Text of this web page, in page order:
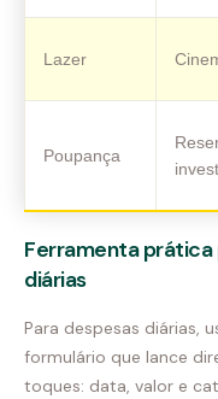
Lazer
Poupança
Ferramenta
diárias
Para despesas diárias,
formulário que lance
toques: data, valor e